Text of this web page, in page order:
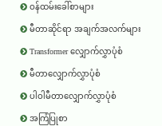
ဝန်ထမ်းခေါ်စာများ
မီတာဆိုင်ရာ အချက်အလက်များ
Transformer လျှောက်လွှာပုံစံ
မီတာလျှောက်လွှာပုံစံ
ပါဝါမီတာလျှောက်လွှာပုံစံ
အကြံပြုစာ